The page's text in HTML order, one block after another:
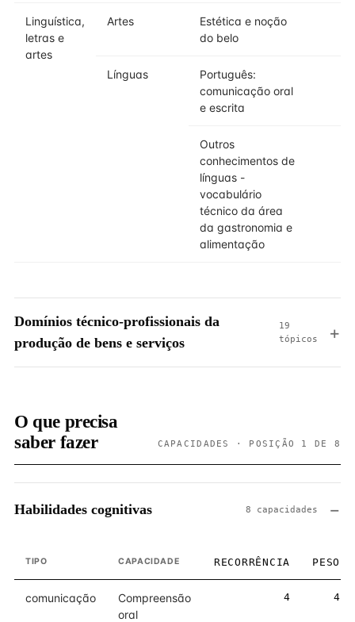
Linguística,
letras e
artes
Artes
Estética e noção
do belo
Línguas
Português:
comunicação oral
e escrita
Outros
conhecimentos de
línguas -
vocabulário
técnico da área
da gastronomia e
alimentação
Domínios técnico-profissionais da
produção de bens e serviços
19
tópicos
O que precisa
saber fazer
CAPACIDADES · POSIÇÃO 1 DE 8
Habilidades cognitivas 8 capacidades
TIPO CAPACIDADE RECORRÊNCIA PESO
comunicação
Compreensão
oral
4 4